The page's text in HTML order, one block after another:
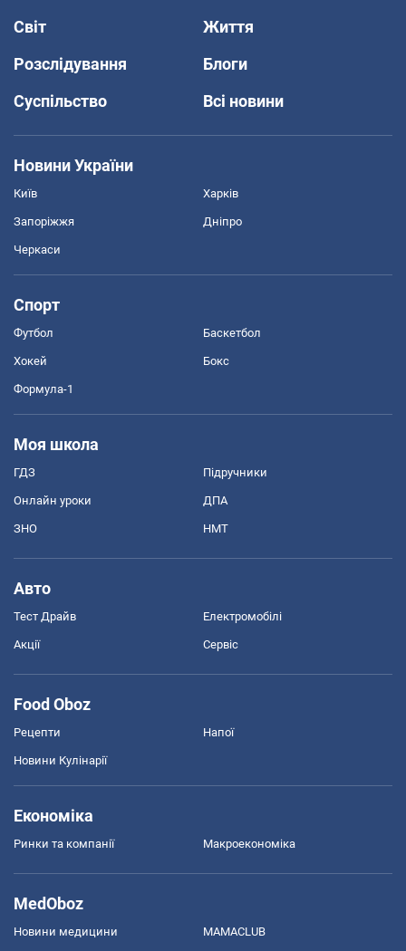
Світ
Життя
Розслідування
Блоги
Суспільство
Всі новини
Новини України
Київ Харків
Запоріжжя Дніпро
Черкаси
Спорт
Футбол Баскетбол
Хокей Бокс
Формула-1
Моя школа
ГДЗ Підручники
Онлайн уроки ДПА
ЗНО НМТ
Авто
Тест Драйв Електромобілі
Акції Сервіс
Food Oboz
Рецепти Напої
Новини Кулінарії
Економіка
Ринки та компанії Макроекономіка
MedOboz
Новини медицини MAMACLUB